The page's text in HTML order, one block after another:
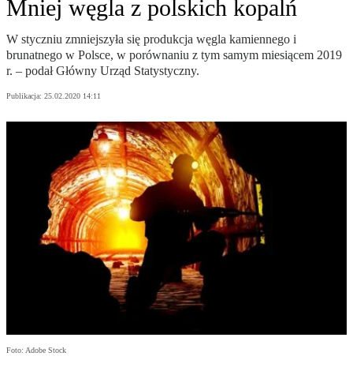
Mniej węgla z polskich kopalń
W styczniu zmniejszyła się produkcja węgla kamiennego i
brunatnego w Polsce, w porównaniu z tym samym miesiącem 2019
r. – podał Główny Urząd Statystyczny.
Publikacja: 25.02.2020 14:11
Foto: Adobe Stock